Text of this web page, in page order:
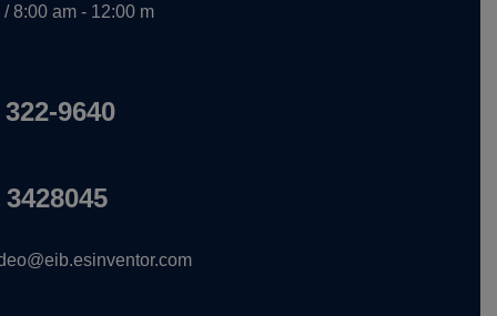
8:00 am - 12:00 m
9640